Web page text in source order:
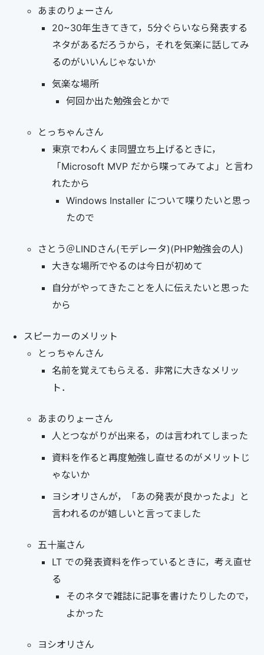
あまのりょーさん
20~30年生きてきて，5分ぐらいなら発表する
ネタがあるだろうから，それを気楽に話してみ
るのがいいんじゃないか
気楽な場所
何回か出た勉強会とかで
とっちゃんさん
東京でわんくま同盟立ち上げるときに，
「Microsoft MVP だから喋ってみてよ」と言わ
れたから
Windows Installer について喋りたいと思っ
たので
さとう＠LINDさん(モデレータ)(PHP勉強会の人)
大きな場所でやるのは今日が初めて
自分がやってきたことを人に伝えたいと思った
から
スピーカーのメリット
とっちゃんさん
名前を覚えてもらえる．非常に大きなメリッ
ト．
あまのりょーさん
人とつながりが出来る，のは言われてしまった
資料を作ると再度勉強し直せるのがメリットじ
ゃないか
ヨシオリさんが，「あの発表が良かったよ」と
言われるのが嬉しいと言ってました
五十嵐さん
LT での発表資料を作っているときに，考え直せ
る
そのネタで雑誌に記事を書けたりしたので，
よかった
ヨシオリさん